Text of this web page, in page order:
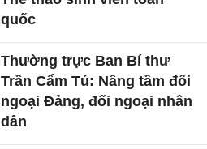
quốc
Thường trực Ban Bí thư
Trần Cẩm Tú: Nâng tầm đối
ngoại Đảng, đối ngoại nhân
dân